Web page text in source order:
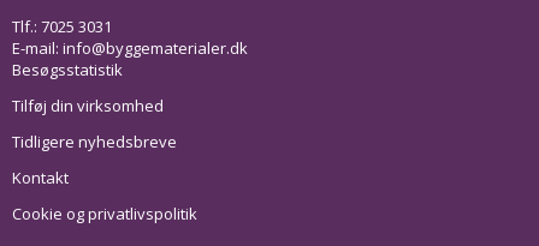
Tlf.: 7025 3031
E-mail: info@byggematerialer.dk
Besøgsstatistik
Tilføj din virksomhed
Tidligere nyhedsbreve
Kontakt
Cookie og privatlivspolitik